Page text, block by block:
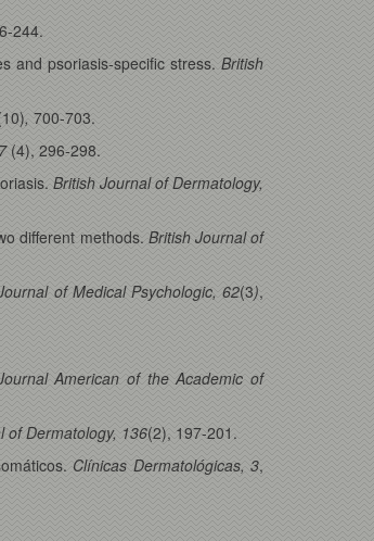
244.
and psoriasis-specific stress. British
, 700-703.
(4), 296-298.
British Journal of Dermatology,
different methods. British Journal of
of Medical Psychologic, 62(3),
American of the Academic of
of Dermatology, 136(2), 197-201.
Clínicas Dermatológicas, 3,